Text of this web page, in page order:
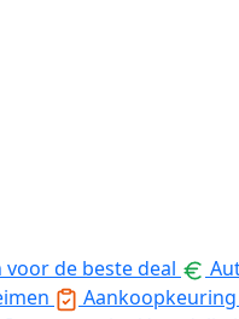
de beste deal
Aankoopkeuring